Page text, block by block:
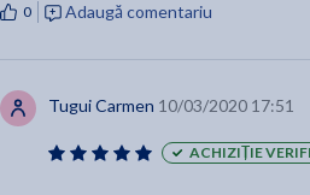
0 Adaugă comentariu
Tugui Carmen 10/03/2020 17:51
ACHIZIȚIE